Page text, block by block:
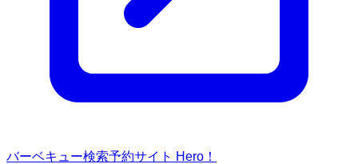
バーベキュー検索予約サイト Hero！